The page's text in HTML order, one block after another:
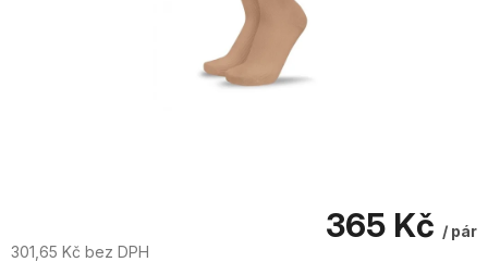
365 Kč / pár
301,65 Kč bez DPH